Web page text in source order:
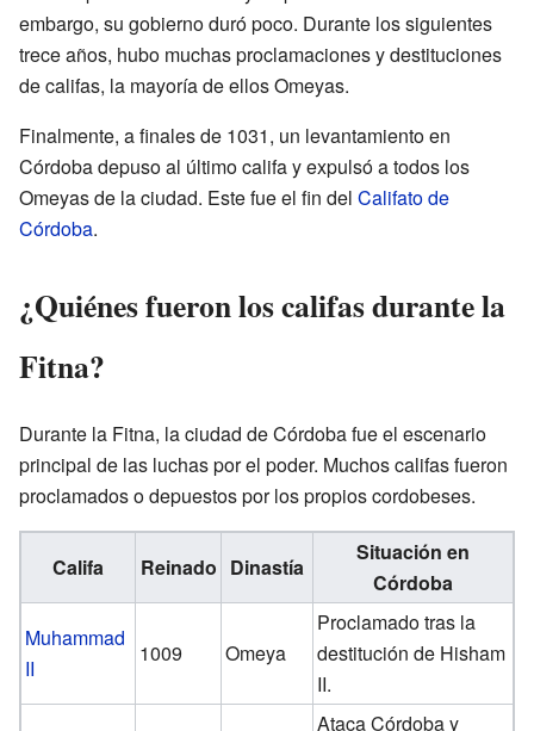
embargo, su gobierno duró poco. Durante los siguientes
trece años, hubo muchas proclamaciones y destituciones
de califas, la mayoría de ellos Omeyas.
Finalmente, a finales de 1031, un levantamiento en
Córdoba depuso al último califa y expulsó a todos los
Omeyas de la ciudad. Este fue el fin del Califato de
Córdoba.
¿Quiénes fueron los califas durante la
Fitna?
Durante la Fitna, la ciudad de Córdoba fue el escenario
principal de las luchas por el poder. Muchos califas fueron
proclamados o depuestos por los propios cordobeses.
Califa Reinado Dinastía
Situación en
Córdoba
Muhammad
II
1009 Omeya
Proclamado tras la
destitución de Hisham
II.
Ataca Córdoba y